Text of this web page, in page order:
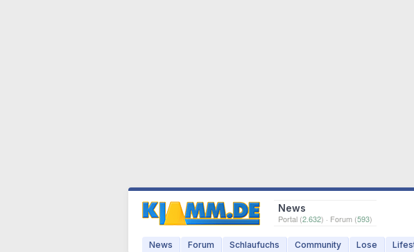
News
Portal (2.632) · Forum (593)
News Forum Schlaufuchs Community Lose